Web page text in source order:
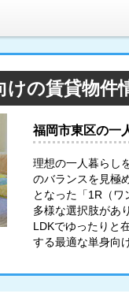
の賃貸物件
福岡市東区の一
理想の一人暮らし
のバランスを見極
となった「1R（ワ
多様な選択肢があ
LDKでゆったりと
する最適な単身向